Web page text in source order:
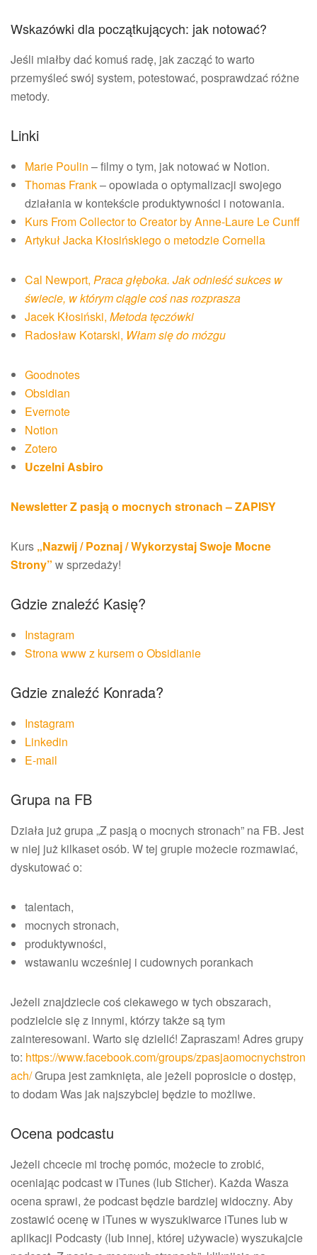
Wskazówki dla początkujących: jak notować?
Jeśli miałby dać komuś radę, jak zacząć to warto
przemyśleć swój system, potestować, posprawdzać różne
metody.
Linki
Marie Poulin – filmy o tym, jak notować w Notion.
Thomas Frank– opowiada o optymalizacji swojego
działania w kontekście produktywności i notowania.
Kurs From Collector to Creator by Anne-Laure Le Cunff
Artykuł Jacka Kłosińskiego o metodzie Cornella
Cal Newport, Praca głęboka. Jak odnieść sukces w
świecie, w którym ciągle coś nas rozprasza
Jacek Kłosiński, Metoda tęczówki
Radosław Kotarski, Włam się do mózgu
Goodnotes
Obsidian
Evernote
Notion
Zotero
Uczelni Asbiro
Newsletter Z pasją o mocnych stronach – ZAPISY
Kurs „Nazwij / Poznaj / Wykorzystaj Swoje Mocne
Strony” w sprzedaży!
Gdzie znaleźć Kasię?
Instagram
Strona www z kursem o Obsidianie
Gdzie znaleźć Konrada?
Instagram
Linkedin
E-mail
Grupa na FB
Działa już grupa „Z pasją o mocnych stronach” na FB. Jest
w niej już kilkaset osób. W tej grupie możecie rozmawiać,
dyskutować o:
talentach,
mocnych stronach,
produktywności,
wstawaniu wcześniej i cudownych porankach
Jeżeli znajdziecie coś ciekawego w tych obszarach,
podzielcie się z innymi, którzy także są tym
zainteresowani. Warto się dzielić! Zapraszam! Adres grupy
to: https://www.facebook.com/groups/zpasjaomocnychstron
ach/Grupa jest zamknięta, ale jeżeli poprosicie o dostęp,
to dodam Was jak najszybciej będzie to możliwe.
Ocena podcastu
Jeżeli chcecie mi trochę pomóc, możecie to zrobić,
oceniając podcast w iTunes (lub Sticher). Każda Wasza
ocena sprawi, że podcast będzie bardziej widoczny. Aby
zostawić ocenę w iTunes w wyszukiwarce iTunes lub w
aplikacji Podcasty (lub innej, której używacie) wyszukajcie